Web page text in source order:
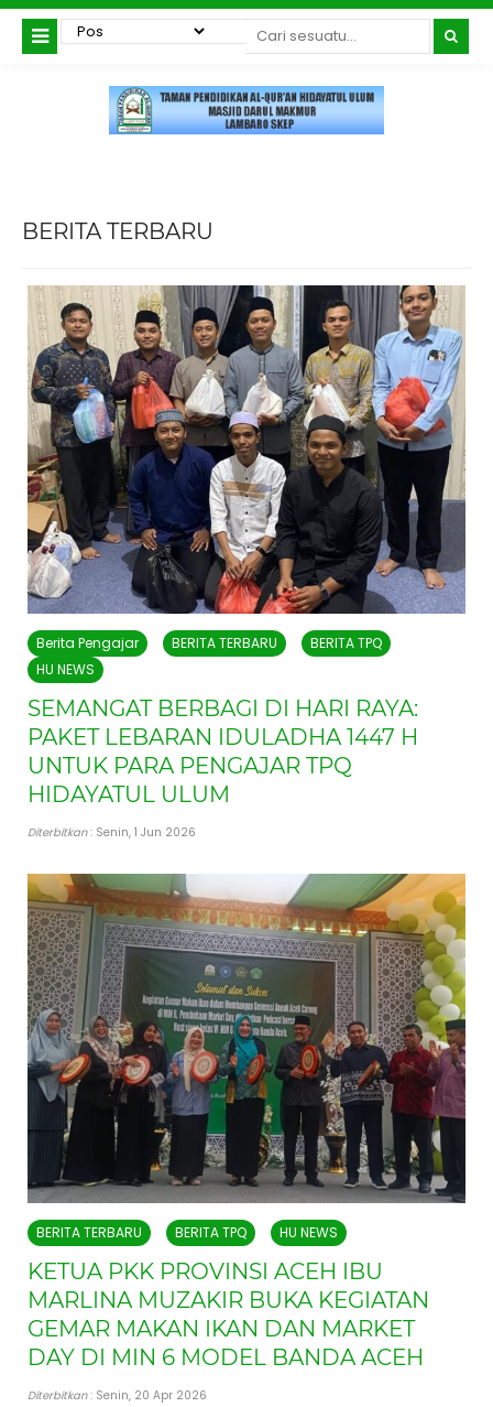
BERITA TERBARU
Berita Pengajar BERITA TERBARU
BERITA TPQ
HU NEWS
SEMANGAT BERBAGI DI HARI RAYA:
PAKET LEBARAN IDULADHA 1447 H
UNTUK PARA PENGAJAR TPQ
HIDAYATUL ULUM
Diterbitkan: Senin, 1 Jun 2026
BERITA TERBARU BERITA TPQ HU NEWS
KETUA PKK PROVINSI ACEH IBU
MARLINA MUZAKIR BUKA KEGIATAN
GEMAR MAKAN IKAN DAN MARKET
DAY DI MIN 6 MODEL BANDA ACEH
Diterbitkan: Senin, 20 Apr 2026